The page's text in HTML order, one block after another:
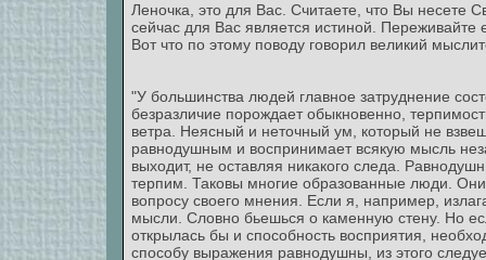
Леночка, это для Вас. Считаете, что Вы несете
сейчас для Вас является истиной. Переживайте
Вот что по этому поводу говорил великий
"У большинства людей главное затруднение
безразличие порождает обыкновенно,
ветра. Неясный и неточный ум, который не
равнодушным и воспринимает всякую мысль
выходит, не оставляя никакого следа.
терпим. Таковы многие образованные люди.
вопросу своего мнения. Если я, например,
мысли. Словно бьешься о каменную стену. Но
открылась бы и способность восприятия,
способу выражения равнодушны, из этого